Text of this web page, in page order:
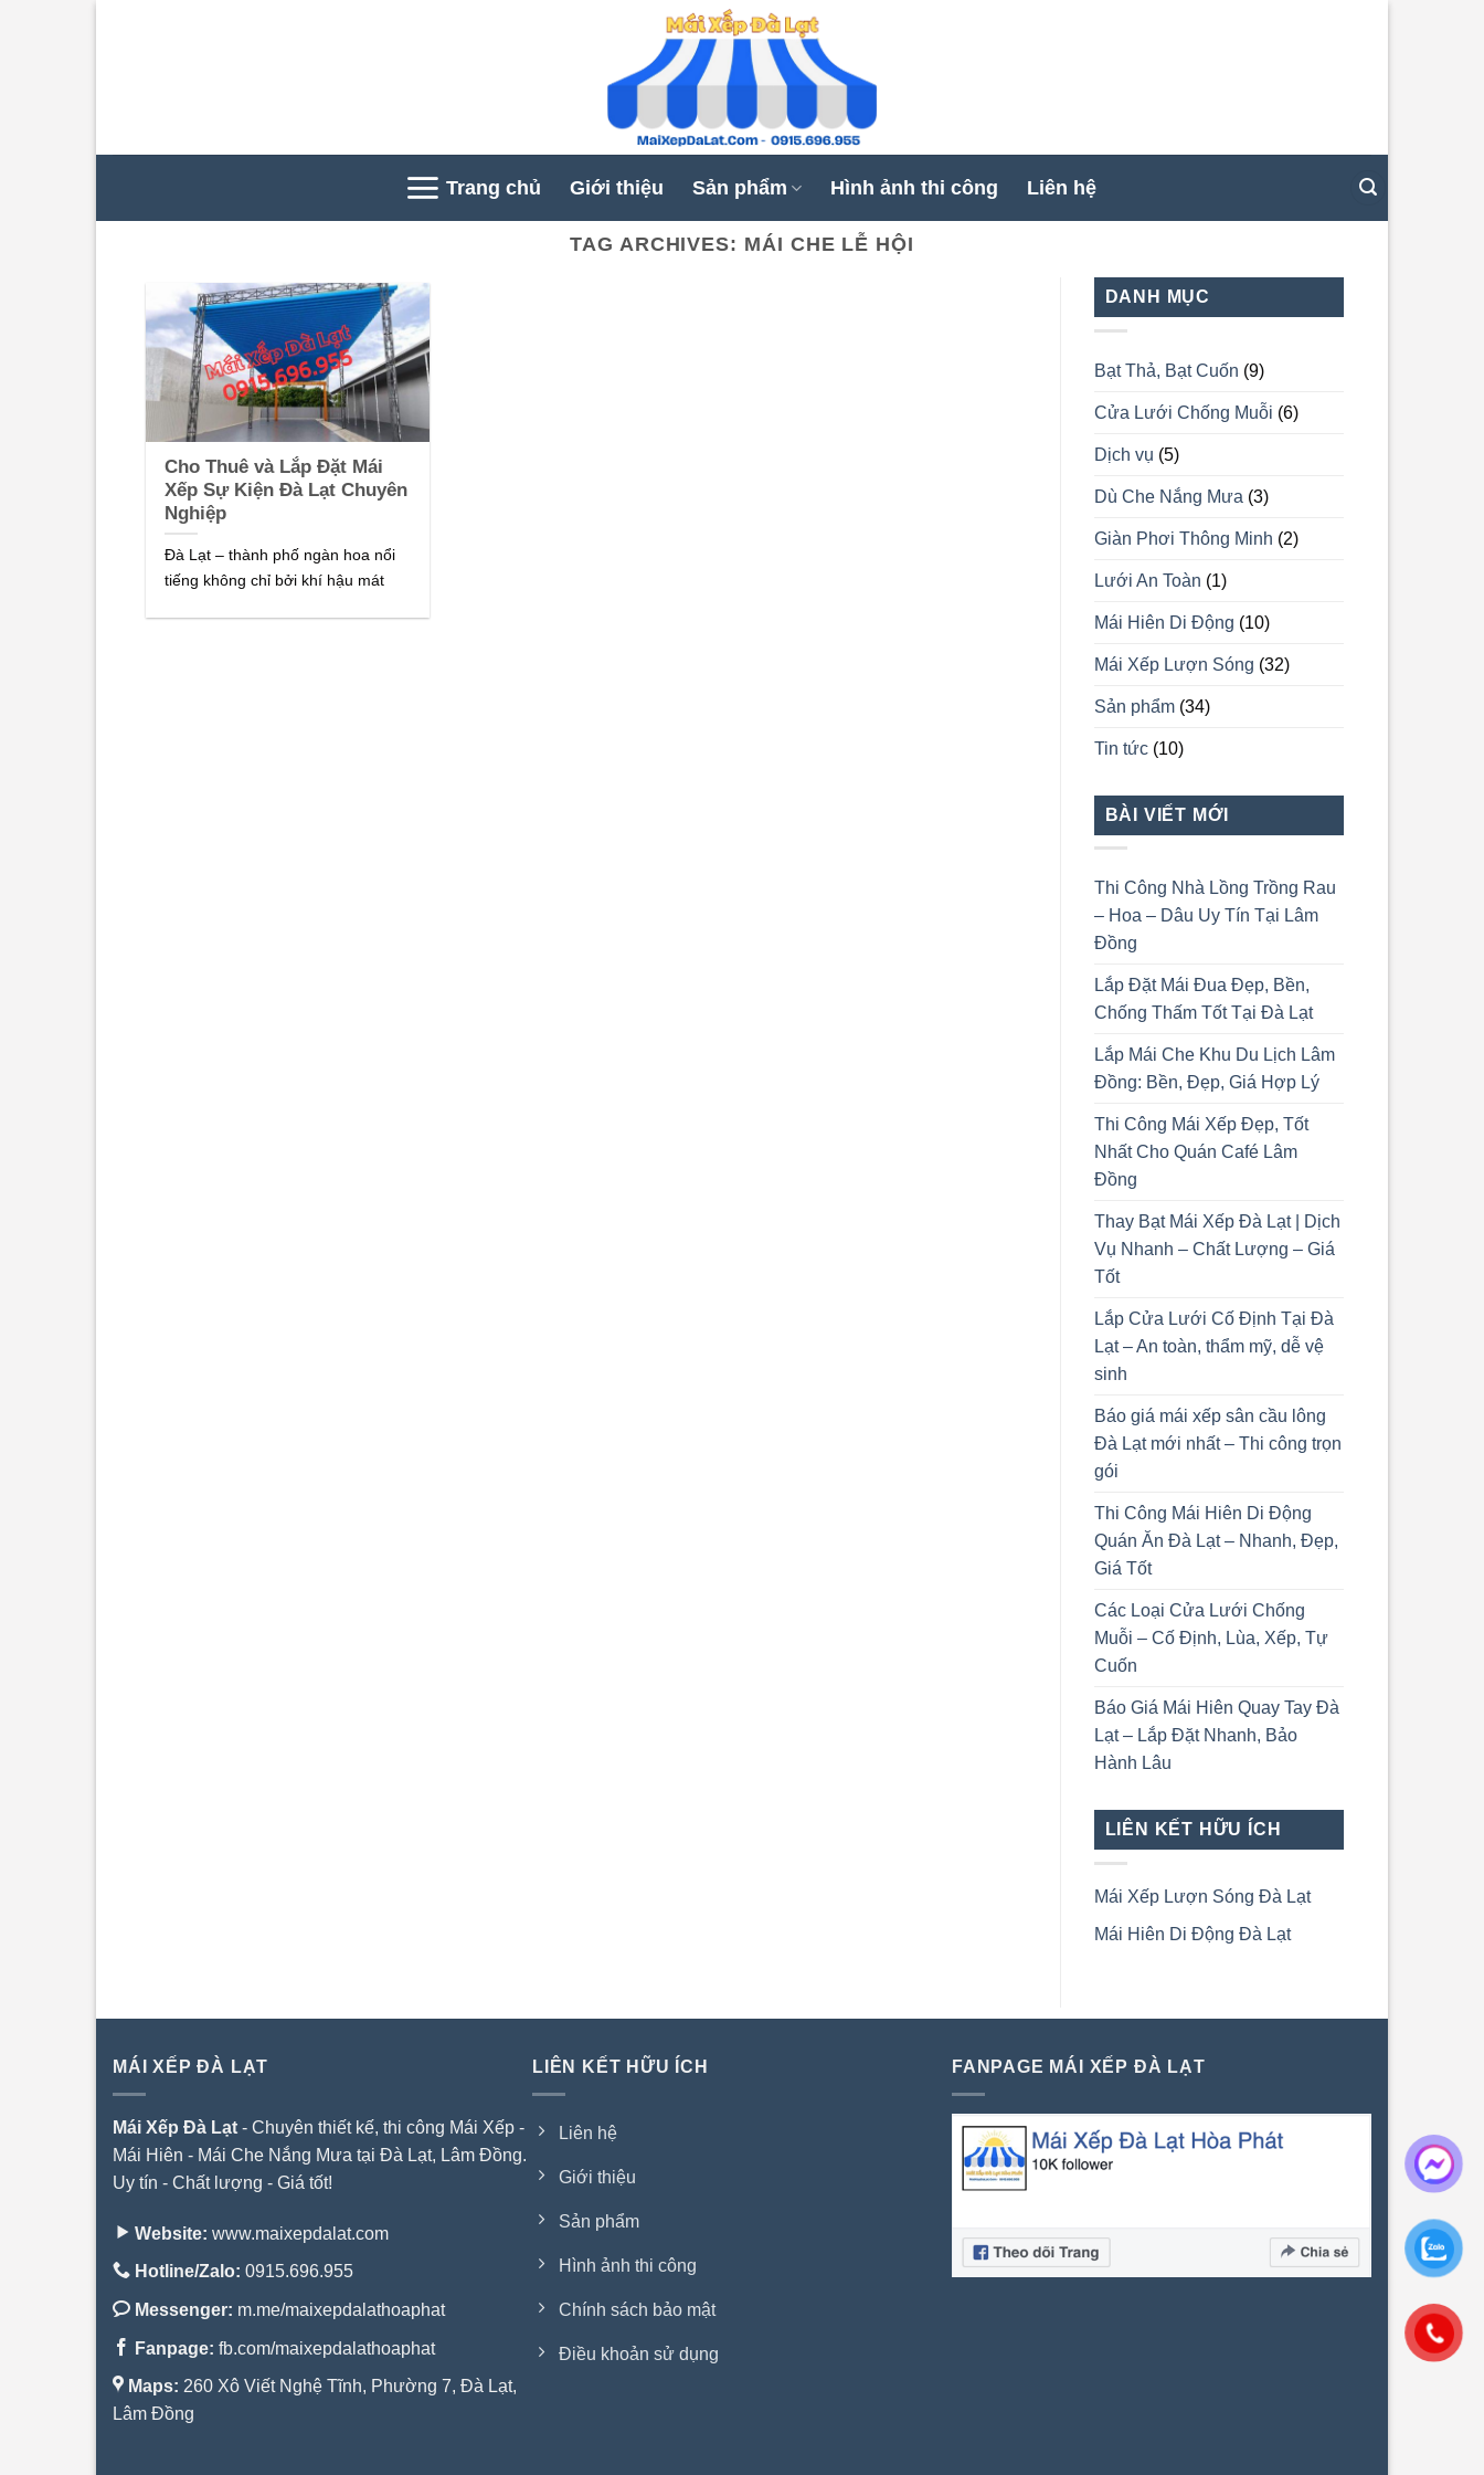
Trang chủ Giới thiệu Sản phẩm Hình ảnh thi công Liên hệ
TAG ARCHIVES: MÁI CHE LỄ HỘI
Cho Thuê và Lắp Đặt Mái
Xếp Sự Kiện Đà Lạt Chuyên
Nghiệp
Đà Lạt – thành phố ngàn hoa nổi
tiếng không chỉ bởi khí hậu mát
DANH MỤC
Bạt Thả, Bạt Cuốn (9)
Cửa Lưới Chống Muỗi (6)
Dịch vụ (5)
Dù Che Nắng Mưa (3)
Giàn Phơi Thông Minh (2)
Lưới An Toàn (1)
Mái Hiên Di Động (10)
Mái Xếp Lượn Sóng (32)
Sản phẩm(34)
Tin tức(10)
BÀI VIẾT MỚI
Thi Công Nhà Lồng Trồng Rau
– Hoa – Dâu Uy Tín Tại Lâm
Đồng
Lắp Đặt Mái Đua Đẹp, Bền,
Chống Thấm Tốt Tại Đà Lạt
Lắp Mái Che Khu Du Lịch Lâm
Đồng: Bền, Đẹp, Giá Hợp Lý
Thi Công Mái Xếp Đẹp, Tốt
Nhất Cho Quán Café Lâm
Đồng
Thay Bạt Mái Xếp Đà Lạt | Dịch
Vụ Nhanh – Chất Lượng – Giá
Tốt
Lắp Cửa Lưới Cố Định Tại Đà
Lạt – An toàn, thẩm mỹ, dễ vệ
sinh
Báo giá mái xếp sân cầu lông
Đà Lạt mới nhất – Thi công trọn
gói
Thi Công Mái Hiên Di Động
Quán Ăn Đà Lạt – Nhanh, Đẹp,
Giá Tốt
Các Loại Cửa Lưới Chống
Muỗi – Cố Định, Lùa, Xếp, Tự
Cuốn
Báo Giá Mái Hiên Quay Tay Đà
Lạt – Lắp Đặt Nhanh, Bảo
Hành Lâu
LIÊN KẾT HỮU ÍCH
Mái Xếp Lượn Sóng Đà Lạt
Mái Hiên Di Động Đà Lạt
MÁI XẾP ĐÀ LẠT
Mái Xếp Đà Lạt - Chuyên thiết kế, thi công Mái Xếp -
Mái Hiên - Mái Che Nắng Mưa tại Đà Lạt, Lâm Đồng.
Uy tín - Chất lượng - Giá tốt!
Website: www.maixepdalat.com
Hotline/Zalo: 0915.696.955
Messenger: m.me/maixepdalathoaphat
Fanpage: fb.com/maixepdalathoaphat
Maps: 260 Xô Viết Nghệ Tĩnh, Phường 7, Đà Lạt,
Lâm Đồng
LIÊN KẾT HỮU ÍCH
Liên hệ
Giới thiệu
Sản phẩm
Hình ảnh thi công
Chính sách bảo mật
Điều khoản sử dụng
FANPAGE MÁI XẾP ĐÀ LẠT